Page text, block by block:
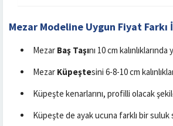
Mezar Modeline Uygun Fiyat Farkı
Mezar Baş Taşını 10 cm
Mezar Küpeştesini 6-8-10 cm
Küpeşte kenarlarını, profilli olacak
Küpeşte de ayak ucuna farklı bir suluk